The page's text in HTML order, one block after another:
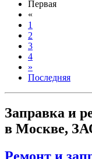
Первая
«
1
2
3
4
»
Последняя
Заправка и
в Москве,
Ремонт и